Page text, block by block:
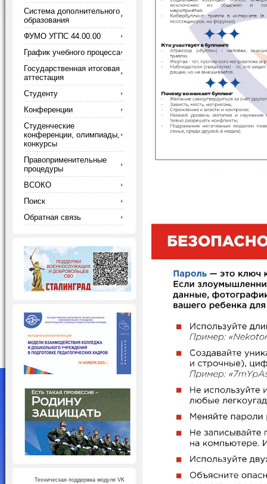
Система дополнительного
образования
ФУМО УГПС 44.00.00
График учебного процесса
Государственная итоговая
аттестация
Студенту
Конференции
Студенческие
конференции, олимпиады,
конкурсы
Правоприменительные
процедуры
ВСОКО
Поиск
Обратная связь
Техническая поддержка модуля VK